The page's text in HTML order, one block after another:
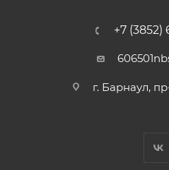
+7 (3852)
г. Барнаул,